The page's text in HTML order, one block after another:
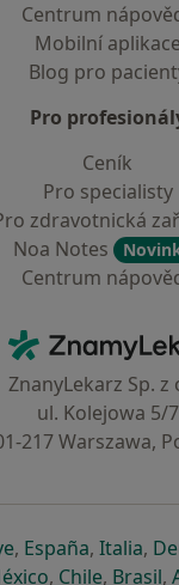
Centrum
Mobilní aplikace
Blog pro
Pro
Ceník
Pro specialisty
zdravotnická
Noa Notes
Centrum
ZnanyLekarz Sp. z
ul. Kolejowa 5/7
217 Warszawa,
v nové záložce
se otevře v nové
, Españase otevře
, Italiase
,
v nové
se otevře v
, Chilese
, Brasil,